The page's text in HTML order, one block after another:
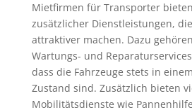
Mietfirmen für Transporter
zusätzlicher Dienstleistungen,
attraktiver machen. Dazu
Wartungs- und
dass die Fahrzeuge stets in
Zustand sind. Zusätzlich bieten
Mobilitätsdienste wie